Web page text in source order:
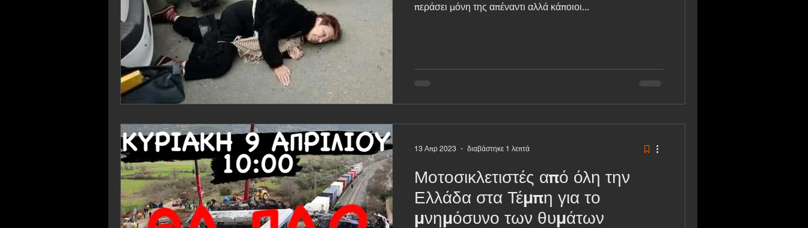
περάσει μόνη της απέναντι αλλά κάποιοι...
Μοτοσικλετιστές από όλη την
Ελλάδα στα Τέμπη για το
μνημόσυνο των θυμάτων
13 Απρ 2023 διαβάστηκε 1 λεπτά